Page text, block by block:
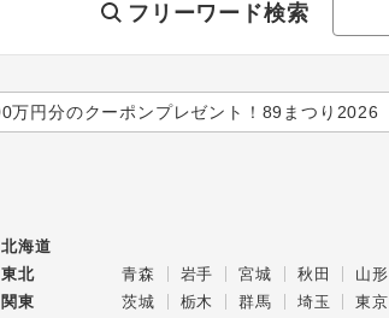
フリーワード検索
万円分のクーポンプレゼント！89まつり2026
北海道
東北
青森 岩手 宮城 秋田 山形
関東
茨城 栃木 群馬 埼玉 東京